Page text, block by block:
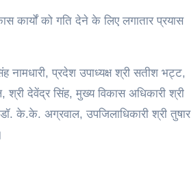
कार्यों को गति देने के लिए लगातार प्रयास
नामधारी, प्रदेश उपाध्यक्ष श्री सतीश भट्ट,
श्री देवेंद्र सिंह, मुख्य विकास अधिकारी श्री
के.के. अग्रवाल, उपजिलाधिकारी श्री तुषार